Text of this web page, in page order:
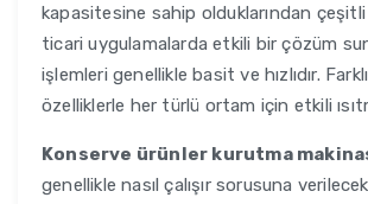
kapasitesine sahip olduklarından
ticari uygulamalarda etkili bir çözüm
işlemleri genellikle basit ve hızlıdır.
özelliklerle her türlü ortam için etkili
Konserve ürünler kurutma
genellikle nasıl çalışır sorusuna